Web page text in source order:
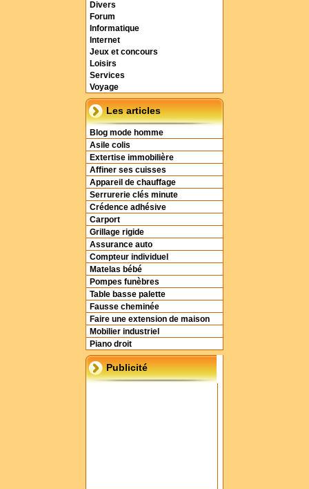
Divers
Forum
Informatique
Internet
Jeux et concours
Loisirs
Services
Voyage
Les articles
Blog mode homme
Asile colis
Extertise immobilière
Affiner ses cuisses
Appareil de chauffage
Serrurerie clés minute
Crédence adhésive
Carport
Grillage rigide
Assurance auto
Compteur individuel
Matelas bébé
Pompes funèbres
Table basse palette
Fausse cheminée
Faire une extension de maison
Mobilier industriel
Piano droit
Publicité